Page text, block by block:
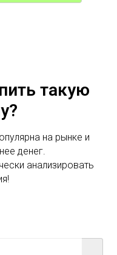
такую
на рынке и
денег.
анализировать